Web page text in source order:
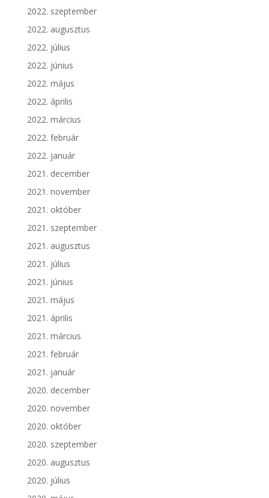
2022. szeptember
2022. augusztus
2022. július
2022. június
2022. május
2022. április
2022. március
2022. február
2022. január
2021. december
2021. november
2021. október
2021. szeptember
2021. augusztus
2021. július
2021. június
2021. május
2021. április
2021. március
2021. február
2021. január
2020. december
2020. november
2020. október
2020. szeptember
2020. augusztus
2020. július